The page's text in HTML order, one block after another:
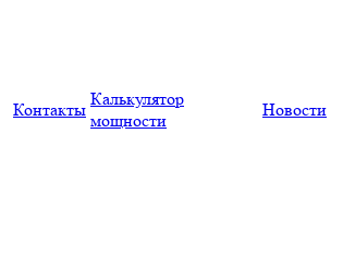
Контакты
Калькулятор
мощности
Новости